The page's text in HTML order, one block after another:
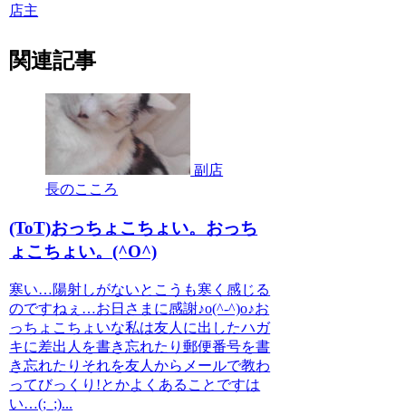
店主
関連記事
副店
長のこころ
(ToT)おっちょこちょい。おっち
ょこちょい。(^O^)
寒い…陽射しがないとこうも寒く感じる
のですねぇ…お日さまに感謝♪o(^-^)o♪お
っちょこちょいな私は友人に出したハガ
キに差出人を書き忘れたり郵便番号を書
き忘れたりそれを友人からメールで教わ
ってびっくり!とかよくあることですは
い…(;_;)...